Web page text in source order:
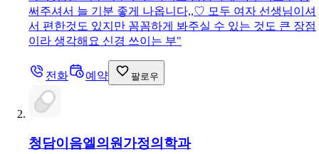
써주셔서 늘 기분 좋게 나옵니다,,♡ 모두 여자 선생님이셔
서 편한것도 있지만 꼼꼼하게 봐주실 수 있는 것도 큰 장점
이라 생각해요 신경 쓰이는 부"
전화 예약 팔로우
청담이음엘의원 가정의학과